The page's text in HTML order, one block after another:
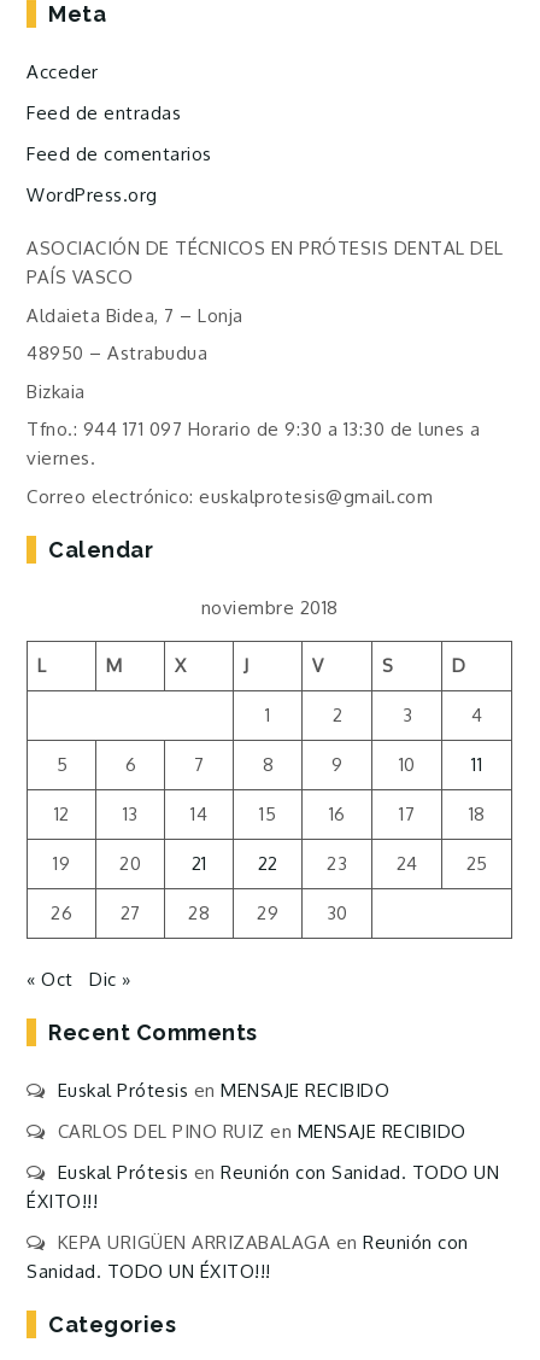
Meta
Acceder
Feed de entradas
Feed de comentarios
WordPress.org
ASOCIACIÓN DE TÉCNICOS EN PRÓTESIS DENTAL DEL
PAÍS VASCO
Aldaieta Bidea, 7 – Lonja
48950 – Astrabudua
Bizkaia
Tfno.: 944 171 097 Horario de 9:30 a 13:30 de lunes a
viernes.
Correo electrónico: euskalprotesis@gmail.com
Calendar
noviembre 2018
L M X J V S D
1 2 3 4
5 6 7 8 9 10 11
12 13 14 15 16 17 18
19 20 21 22 23 24 25
26 27 28 29 30
« Oct Dic »
Recent Comments
Euskal Prótesis enMENSAJE RECIBIDO
CARLOS DEL PINO RUIZ en MENSAJE RECIBIDO
Euskal Prótesis enReunión con Sanidad. TODO UN
ÉXITO!!!
KEPA URIGÜEN ARRIZABALAGA enReunión con
Sanidad. TODO UN ÉXITO!!!
Categories